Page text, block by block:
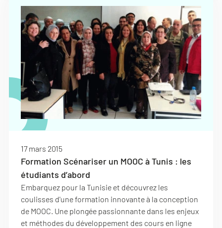
17 mars 2015
Formation Scénariser un MOOC à Tunis : les
étudiants d’abord
Embarquez pour la Tunisie et découvrez les
coulisses d'une formation innovante à la conception
de MOOC. Une plongée passionnante dans les enjeux
et méthodes du développement des cours en ligne